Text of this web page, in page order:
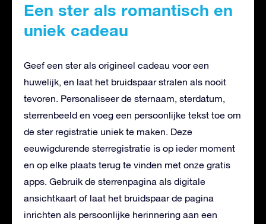
Een ster als romantisch en
uniek cadeau
Geef een ster als origineel cadeau voor een
huwelijk, en laat het bruidspaar stralen als nooit
tevoren. Personaliseer de sternaam, sterdatum,
sterrenbeeld en voeg een persoonlijke tekst toe om
de ster registratie uniek te maken. Deze
eeuwigdurende sterregistratie is op ieder moment
en op elke plaats terug te vinden met onze gratis
apps. Gebruik de sterrenpagina als digitale
ansichtkaart of laat het bruidspaar de pagina
inrichten als persoonlijke herinnering aan een